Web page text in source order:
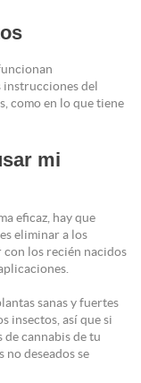
instrucciones del
como en lo que tiene
mi
eficaz, hay que
eliminar a los
con los recién nacidos
sanas y fuertes
insectos, así que si
cannabis de tu
deseados se